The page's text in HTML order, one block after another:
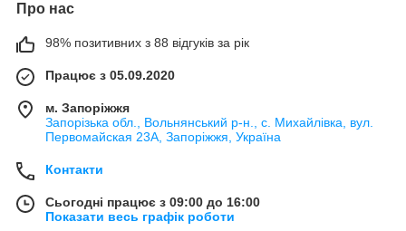
Про нас
98% позитивних з 88 відгуків за рік
Працює з 05.09.2020
м. Запоріжжя
Запорізька обл., Вольнянський р-н., с. Михайлівка, вул.
Первомайская 23А, Запоріжжя, Україна
Контакти
Сьогодні працює з 09:00 до 16:00
Показати весь графік роботи